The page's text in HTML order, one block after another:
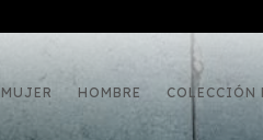
MUJER HOMBRE COLECCIÓN